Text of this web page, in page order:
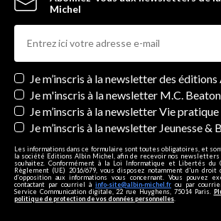
Michel
Newsletters
Je m’inscris à la newsletter des
Je m'inscris à la newsletter M.C. Beaton
Je m’inscris à la newsletter Vie pratique
Je m’inscris à la newsletter Jeunesse &
Les informations dans ce formulaire sont toutes obligatoires, et
la société Editions Albin Michel, afin de recevoir nos
souhaitez. Conformément à la Loi Informatique et Libertés du
Règlement (UE) 2016/679, vous disposez notamment d'un
d’opposition aux informations vous concernant. Vous pouvez
contactant par courriel à info-site@albin-michel.fr ou par
Service Communication digitale, 22 rue Huyghens, 75014 Paris.
politique de protection de vos données personnelles.